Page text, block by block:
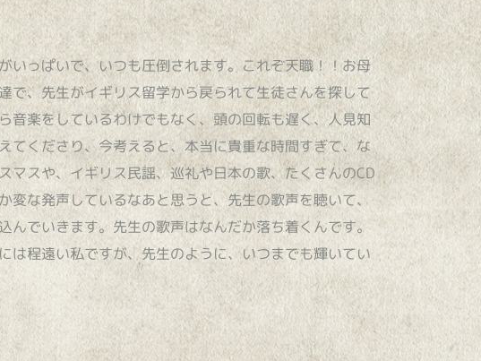
いっぱいで、いつも圧倒されます。これぞ天職！！お母
で、先生がイギリス留学から戻られて生徒さんを探して
音楽をしているわけでもなく、頭の回転も遅く、人見知
てくださり、今考えると、本当に貴重な時間すぎて、な
スや、イギリス民謡、巡礼や日本の歌、たくさんのCD
な発声しているなあと思うと、先生の歌声を聴いて、
でいきます。先生の歌声はなんだか落ち着くんです。
は程遠い私ですが、先生のように、いつまでも輝いてい